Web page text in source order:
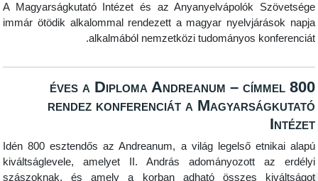
A Magyarságkutató Intézet és az Anyanyelvápolók
immár ötödik alkalommal rendezett a magyar
alkalmából nemzetközi tudományos
800 éves a Diploma Andreanum –
rendez konferenciát a
Idén 800 esztendős az Andreanum, a világ legelső
kiváltságlevele, amelyet II. András adományozott
szászoknak, és amely a korban adható összes